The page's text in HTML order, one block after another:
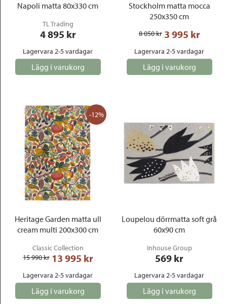
Napoli matta 80x330 cm
TL Trading
4 895 kr
Lagervara 2-5 vardagar
Lägg i varukorg
Stockholm matta mocca
250x350 cm
8 050 kr 3 995 kr
Lagervara 2-5 vardagar
Lägg i varukorg
-12%
Heritage Garden matta ull
cream multi 200x300 cm
Classic Collection
15 990 kr 13 995 kr
Lagervara 2-5 vardagar
Lägg i varukorg
Loupelou dörrmatta soft grå
60x90 cm
Inhouse Group
569 kr
Lagervara 2-5 vardagar
Lägg i varukorg